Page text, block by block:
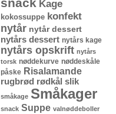
snack Kage
kokossuppe konfekt
nytår nytår dessert
nytårs dessert nytårs kage
nytårs opskrift nytårs
torsk nøddekurve nøddeskåle
påske Risalamande
rugbrød rødkål slik
småkage Småkager
snack Suppe valnøddeboller